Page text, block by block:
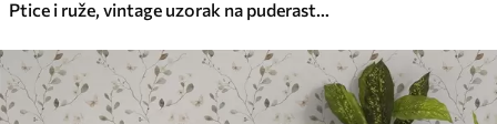
Ptice i ruže, vintage uzorak na puderasto ružičastoj boji